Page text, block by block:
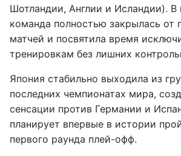
Шотландии, Англии и Исландии). В
команда полностью закрылась от
матчей и посвятила время
тренировкам без лишних
Япония стабильно выходила из
последних чемпионатах мира,
сенсации против Германии и
планирует впервые в истории
первого раунда плей-офф.